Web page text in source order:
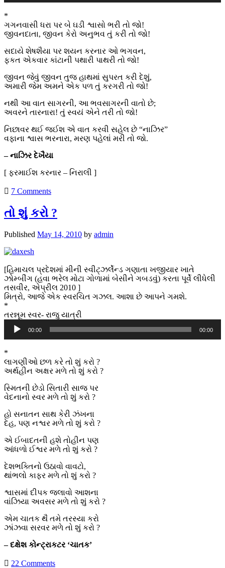
*
ગગનવાસી ધરા પર બે ઘડી શ્વાસો ભરી તો જો!
જીવનદાતા, જીવન કેરો અનુભવ તું કરી તો જો!
સદાયે શેષશૈયા પર શયન કરનાર ઓ ભગવન,
ફકત એકવાર કાંટાની પથારી પાથરી તો જો!
જીવન જેવું જીવન તુજ હાથમાં સુપરત કરી દેશું,
અમારી જેમ અમને એક પળ તું કરગરી તો જો!
નથી આ વાત સાગરની, આ ભવસાગરની વાતો છે;
અવરને તારનારા! તું સ્વયં એને તરી તો જો!
નિછાવર થઈ જઈશ એ વાત કરવી સહેલ છે “નાઝિર”
વફાના શ્વાસ ભરનારા, મરણ પહેલાં મરી તો જો.
– નાઝિર દેખૈયા
[ ફરમાઈશ કરનાર – નિરાલી ]
7 Comments
તો શું કરો ?
Published May 14, 2010 by admin
[હિમાચલ પ્રદેશમાં મીની સ્વીટ્ઝર્લેન્ડ ગણાતા ખજીયાર ખાતે
ઝોમ્બીંગ (હવા ભરેલ મોટા ગોળામાં બેસીને ગબડવું) કરતા પૂર્વે લીધેલી
તસવીર, એપ્રીલ 2010 ]
મિત્રો, આજે એક સ્વરચિત ગઝલ. આશા છે આપને ગમશે.
*
તરન્નૂમ સ્વર- રાજુ યાત્રી
Audio
Player
00:00 00:00
*
લાગણીઓ છળ કરે તો શું કરો ?
અર્થહીન અક્ષર મળે તો શું કરો ?
સ્મિતની છેડો સિતારી સાજ પર
વેદનાનો સ્વર મળે તો શું કરો ?
હો સનાતન સાથ કેરી ઝંખના
દેહ, પણ નશ્વર મળે તો શું કરો ?
એ ઈબાદતની હશે તોહીન પણ
આંધળો ઈશ્વર મળે તો શું કરો ?
દેશભક્તિનો ઉઠાવો વાવટો,
થાંભલો કાફર મળે તો શું કરો ?
શ્વાસમાં દીપક જલાવો આશના
વાંઝિયા અવસર મળે તો શું કરો ?
એમ ચાતક થૈ તમે તરસ્યા કરો
ઝાંઝવા સરવર મળે તો શું કરો ?
– દક્ષેશ કોન્ટ્રાકટર ‘ચાતક’
22 Comments